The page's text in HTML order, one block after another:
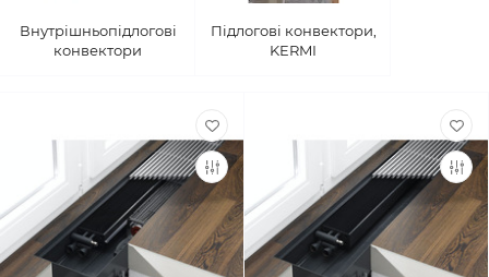
Внутрішньопідлогові
конвектори
Підлогові конвектори,
KERMI